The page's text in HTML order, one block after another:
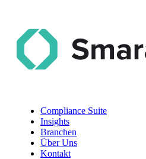
Compliance Suite
Insights
Branchen
Über Uns
Kontakt